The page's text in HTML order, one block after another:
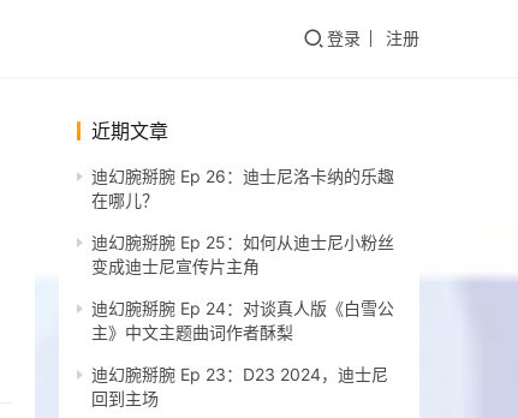
登录 注册
近期文章
迪幻腕掰腕 Ep 26：迪士尼洛卡纳的乐趣
在哪儿？
迪幻腕掰腕 Ep 25：如何从迪士尼小粉丝
变成迪士尼宣传片主角
迪幻腕掰腕 Ep 24：对谈真人版《白雪公
主》中文主题曲词作者酥梨
迪幻腕掰腕 Ep 23：D23 2024，迪士尼
回到主场